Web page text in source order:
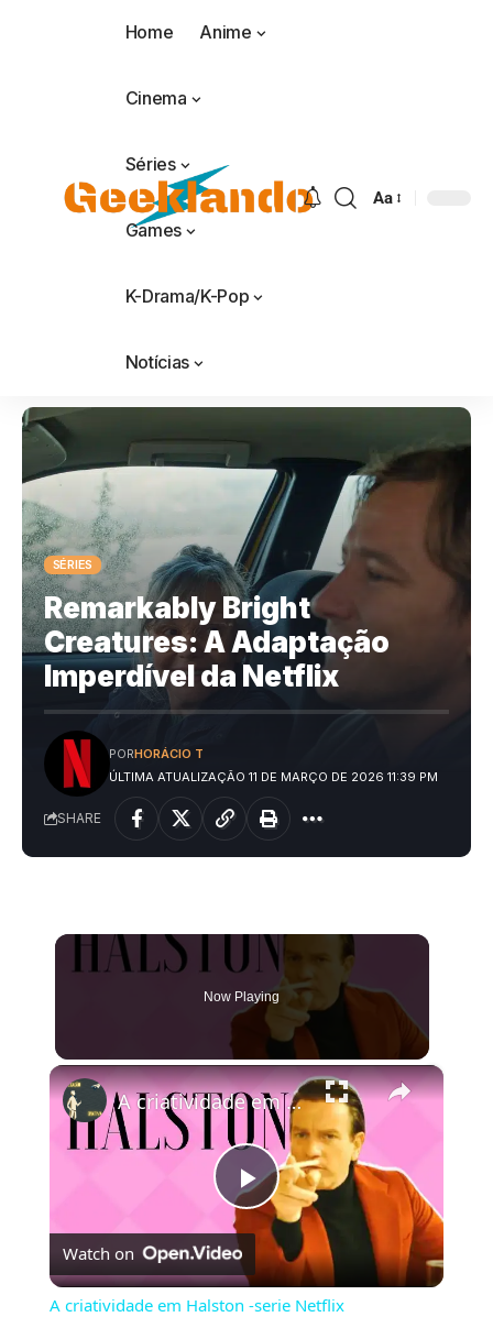
Home Anime
Cinema
Séries
Games
K-Drama/K-Pop
Notícias
Aa
SÉRIES
Remarkably Bright
Creatures: A Adaptação
Imperdível da Netflix
ÚLTIMA ATUALIZAÇÃO 11 DE MARÇO DE 2026 11:39 PM
PORHORÁCIO T
SHARE
Now Playing
×
Play
Video
A criatividade em Halston -serie Netflix
Watch on
A criatividade em Halston -serie Netflix